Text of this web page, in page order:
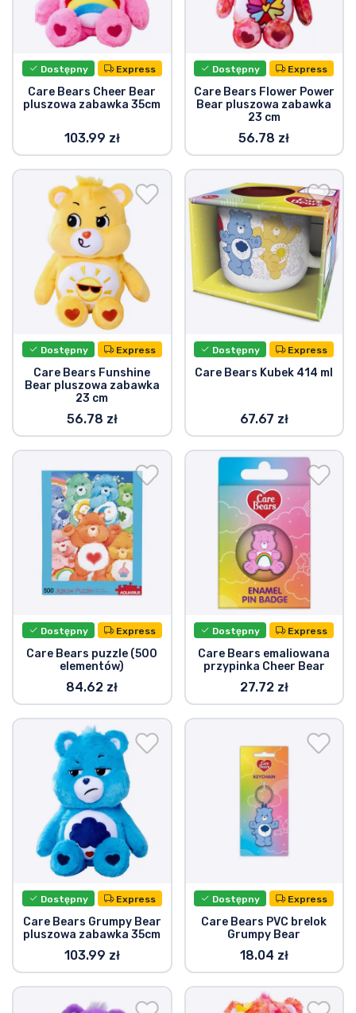
Dostępny Express
Care Bears Cheer Bear
pluszowa zabawka 35cm
103.99 zł
Dostępny Express
Care Bears Flower Power
Bear pluszowa zabawka
23 cm
56.78 zł
Dostępny Express
Care Bears Funshine
Bear pluszowa zabawka
23 cm
56.78 zł
Dostępny Express
Care Bears Kubek 414 ml
67.67 zł
Dostępny Express
Care Bears puzzle (500
elementów)
84.62 zł
Dostępny Express
Care Bears emaliowana
przypinka Cheer Bear
27.72 zł
Dostępny Express
Care Bears Grumpy Bear
pluszowa zabawka 35cm
103.99 zł
Dostępny Express
Care Bears PVC brelok
Grumpy Bear
18.04 zł